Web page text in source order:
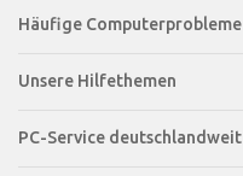
Häufige Computerprobleme
Unsere Hilfethemen
PC-Service deutschlandweit